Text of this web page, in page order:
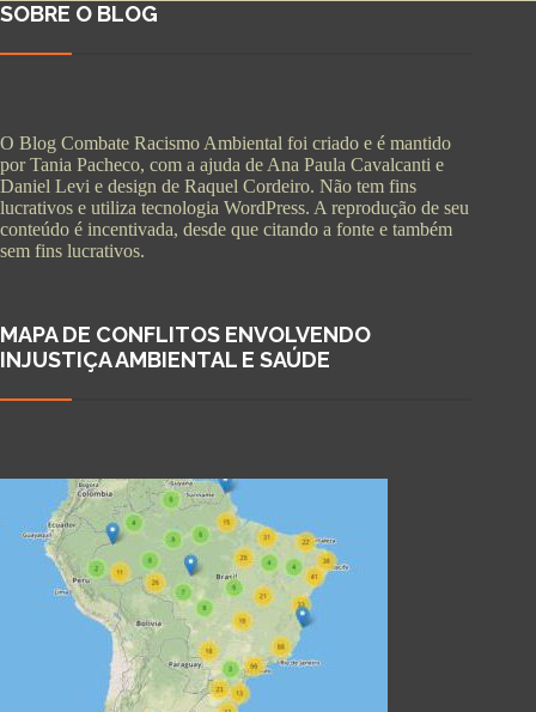
SOBRE O BLOG
O Blog Combate Racismo Ambiental foi criado e é mantido
por Tania Pacheco, com a ajuda de Ana Paula Cavalcanti e
Daniel Levi e design de Raquel Cordeiro. Não tem fins
lucrativos e utiliza tecnologia WordPress. A reprodução de seu
conteúdo é incentivada, desde que citando a fonte e também
sem fins lucrativos.
MAPA DE CONFLITOS ENVOLVENDO
INJUSTIÇA AMBIENTAL E SAÚDE